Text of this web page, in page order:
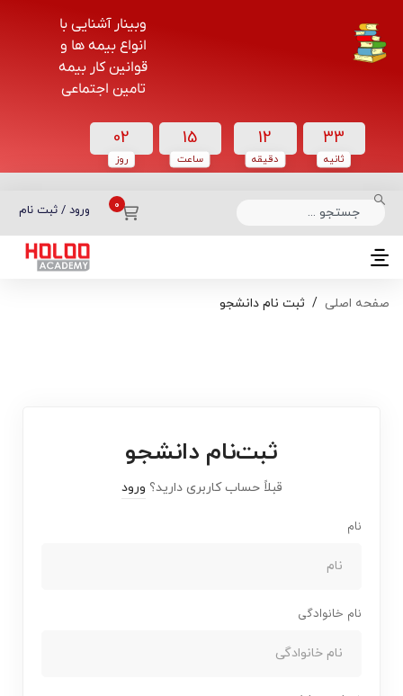
وبینار آشنایی با
انواع بیمه ها و
قوانین کار بیمه
تامین اجتماعی
02
روز
15
ساعت‌
12
دقیقه
32
ثانیه
ورود / ثبت نام
دسته بندی دوره‌ها
صفحه اصلی ثبت نام دانشجو
ثبت‌نام دانشجو
قبلاً حساب کاربری دارید؟ ورود
نام
نام خانوادگی